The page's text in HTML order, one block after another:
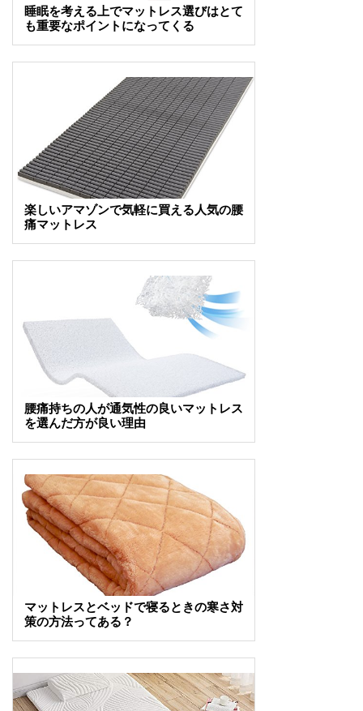
睡眠を考える上でマットレス選びはとて
も重要なポイントになってくる
楽しいアマゾンで気軽に買える人気の腰
痛マットレス
腰痛持ちの人が通気性の良いマットレス
を選んだ方が良い理由
マットレスとベッドで寝るときの寒さ対
策の方法ってある？